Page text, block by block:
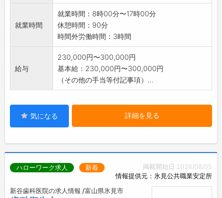
※面接希望の方はハローワークから『紹介状』
の交付を
受けて下さい。
就業時間
就業時間：8時00分〜17時00分
休憩時間：90分
時間外労働時間：3時間
給与
230,000円〜300,000円
基本給：230,000円〜300,000円
（その他の手当等付記事項）...
気になる 詳細を見る
掲載開始日:2026/08/05
情報提供元：氷見公共職業安定所
ハローワーク求人 新着
新谷歯科医院の求人情報 /富山県氷見市